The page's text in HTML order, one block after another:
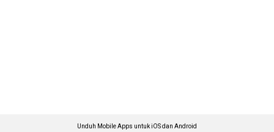
Unduh Mobile Apps untuk iOS dan Android